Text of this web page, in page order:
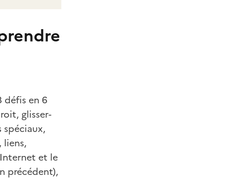
défis en 6
glisser-
spéciaux,
liens,
et le
précédent),